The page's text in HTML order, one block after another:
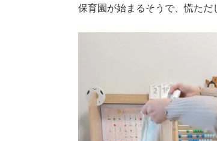
保育園が始まるそうで、慌ただ